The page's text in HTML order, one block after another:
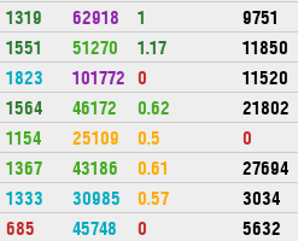
1319 62918 1 9751
1551 51270 1.17 11850
1823 101772 0 11520
1564 46172 0.62 21802
1154 25109 0.5 0
1367 43186 0.61 27694
1333 30985 0.57 3034
685 45748 0 5632